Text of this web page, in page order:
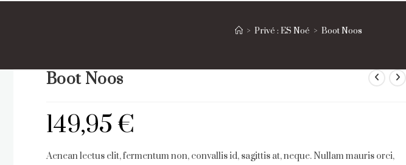
> Privé : ES Noé > Boot Noos
Boot Noos
149,95€
Aenean lectus elit, fermentum non, convallis id, sagittis at, neque. Nullam mauris orci,